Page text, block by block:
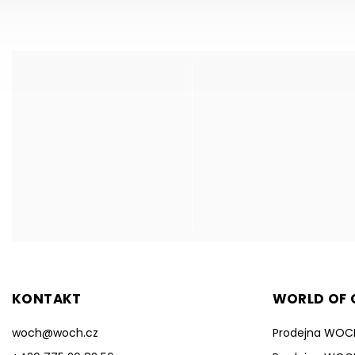
KONTAKT
woch@woch.cz
WORLD OF
Prodejna